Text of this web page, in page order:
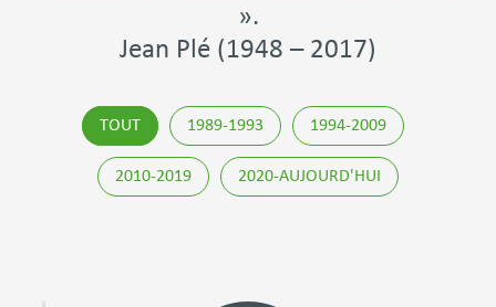
».
Jean Plé (1948 – 2017)
TOUT 1989-1993 1994-2009
2010-2019 2020-AUJOURD'HUI